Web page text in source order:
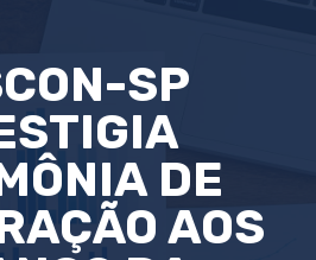
SP
DE
AOS